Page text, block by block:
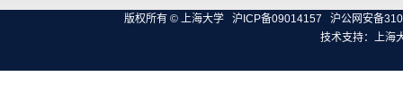
版权所有 © 上海大学 沪ICP备09014157
沪公网安备
技术支持：上海